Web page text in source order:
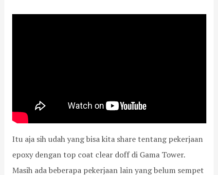
Itu aja sih udah yang bisa kita share tentang pekerjaan
epoxy dengan top coat clear doff di Gama Tower.
Masih ada beberapa pekerjaan lain yang belum sempet